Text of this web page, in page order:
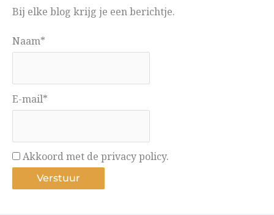
Bij elke blog krijg je een berichtje.
Naam*
E-mail*
Akkoord met de privacy policy.